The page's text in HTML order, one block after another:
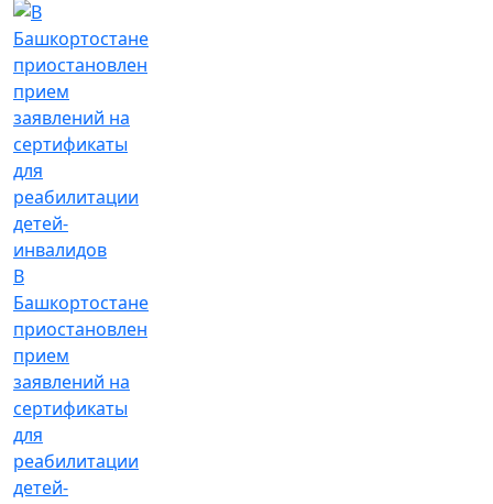
В
Башкортостане
приостановлен
прием
заявлений на
сертификаты
для
реабилитации
детей-